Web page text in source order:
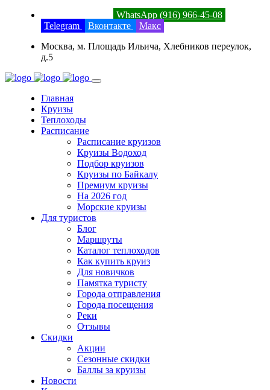
WhatsApp (916) 966-45-08
Telegram
Вконтакте
Макс
Москва, м. Площадь Ильича, Хлебников переулок,
д.5
Главная
Круизы
Теплоходы
Расписание
Расписание круизов
Круизы Водоход
Подбор круизов
Круизы по Байкалу
Премиум круизы
На 2026 год
Морские круизы
Для туристов
Блог
Маршруты
Каталог теплоходов
Как купить круиз
Для новичков
Памятка туристу
Города отправления
Города посещения
Реки
Отзывы
Скидки
Акции
Сезонные скидки
Баллы за круизы
Новости